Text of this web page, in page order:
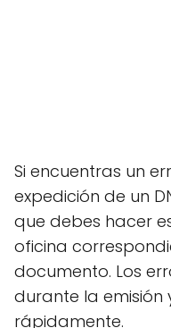
Si encuentras un
expedición de un
que debes hacer
oficina
documento. Los
durante la emisión
rápidamente.